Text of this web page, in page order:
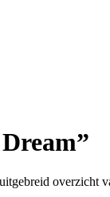
overzicht